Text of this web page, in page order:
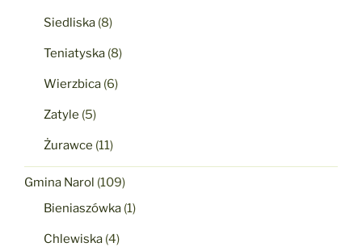
Siedliska (8)
Teniatyska (8)
Wierzbica (6)
Zatyle (5)
Żurawce (11)
Gmina Narol (109)
Bieniaszówka (1)
Chlewiska (4)